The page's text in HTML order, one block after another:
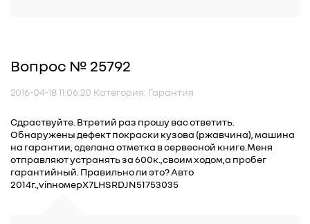
Вопрос № 25792
2016-04-18 11:06:20 Категория: Гарантия
Сдраствуйте. Втретий раз прошу вас ответить.
Обнаружены дефект покраски кузова (ржавчина), машина
на гарантии, сделана отметка в сервесной книге.Меня
отправляют устранять за 600к.,своим ходом,а пробег
гарантийный. Правильно ли это? Авто
2014г.,vinномерX7LHSRDJN51753035